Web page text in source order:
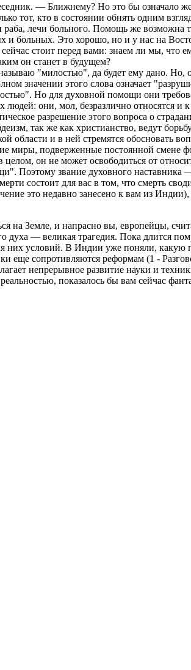
— Ближнему? Но это бы означало
тот, кто в состоянии обнять одним
лечи больного. Помощь же
больных. Это хорошо, но и у нас на
стоит перед вами: знаем ли мы,
он станет в будущем?
"милостью", да будет ему дано.
значении этого слова означает
Но для духовной помощи они
они, мол, безразлично относятся
разрешение этого вопроса о
так же как христианство, ведут
области и в ней стремятся обосновать
миры, подверженные постоянной смене
целом, он не может освободиться от
Поэтому звание духовного
состоит для вас в том, что смерть
это недавно занесено к вам из
на Земле, и напрасно вы, европейцы,
— великая трагедия. Пока длится
них условий. В Индии уже поняли, какую
еще сопротивляются реформам (1 -
непрерывное развитие науки и
показалось бы вам сейчас